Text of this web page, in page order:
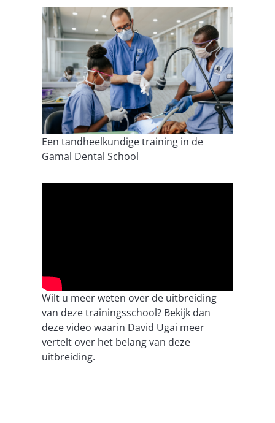
Een tandheelkundige training in de
Gamal Dental School
Wilt u meer weten over de uitbreiding
van deze trainingsschool? Bekijk dan
deze video waarin David Ugai meer
vertelt over het belang van deze
uitbreiding.